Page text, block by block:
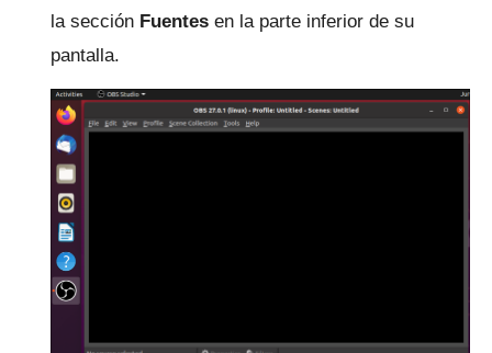
la sección Fuentes en la parte inferior de su
pantalla.